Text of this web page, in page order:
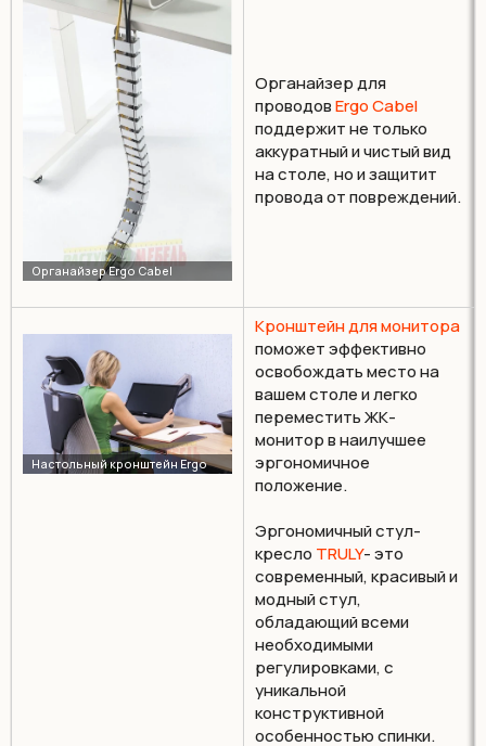
Органайзер для
проводовErgo Cabel
поддержит не только
аккуратный и чистый вид
на столе, но и защитит
провода от повреждений.
Кронштейн для монитора
поможет эффективно
освобождать место на
вашем столе и легко
переместить ЖК-
монитор в наилучшее
эргономичное
положение.
Эргономичный стул-
кресло TRULY- это
современный, красивый и
модный стул,
обладающий всеми
необходимыми
регулировками, с
уникальной
конструктивной
особенностью спинки.